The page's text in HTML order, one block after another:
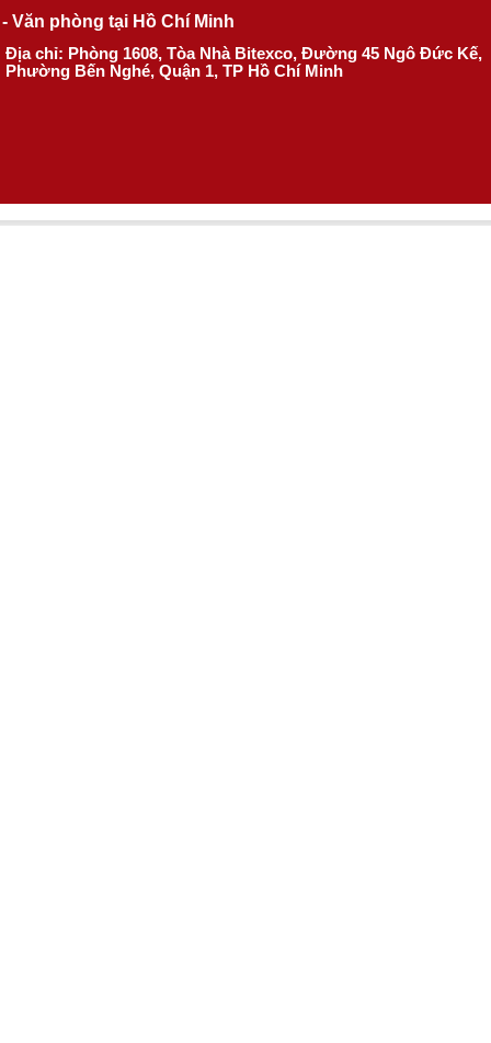
- Văn phòng tại Hồ Chí Minh
Địa chỉ: Phòng 1608, Tòa Nhà Bitexco, Đường 45 Ngô Đức Kế,
Phường Bến Nghé, Quận 1, TP Hồ Chí Minh